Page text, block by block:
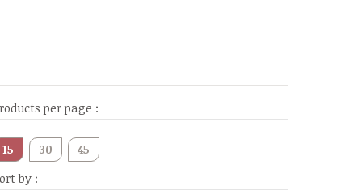
per page :
15 30
45
by :